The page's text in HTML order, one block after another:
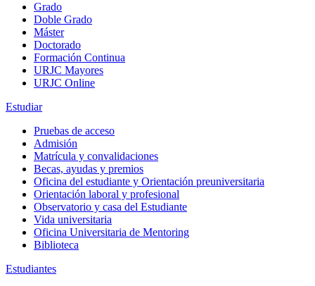
Grado
Doble Grado
Máster
Doctorado
Formación Continua
URJC Mayores
URJC Online
Estudiar
Pruebas de acceso
Admisión
Matrícula y convalidaciones
Becas, ayudas y premios
Oficina del estudiante y Orientación preuniversitaria
Orientación laboral y profesional
Observatorio y casa del Estudiante
Vida universitaria
Oficina Universitaria de Mentoring
Biblioteca
Estudiantes